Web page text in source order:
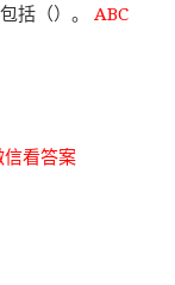
括（）。ABC
信看答案